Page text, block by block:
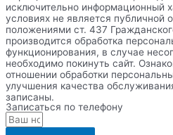
исключительно информационный
условиях не является публичной
положениями ст. 437
производится обработка
функционирования, в случае
необходимо покинуть сайт.
отношении обработки
улучшения качества
записаны.
Записаться по телефону